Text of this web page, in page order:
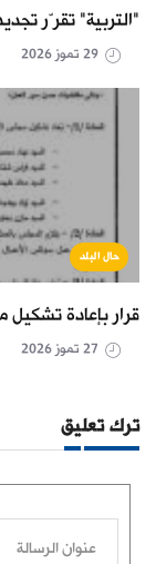
"التربية" تقرّر
حال البلد
قرار بإعادة
ترك تعليق
عنوان الرسالة